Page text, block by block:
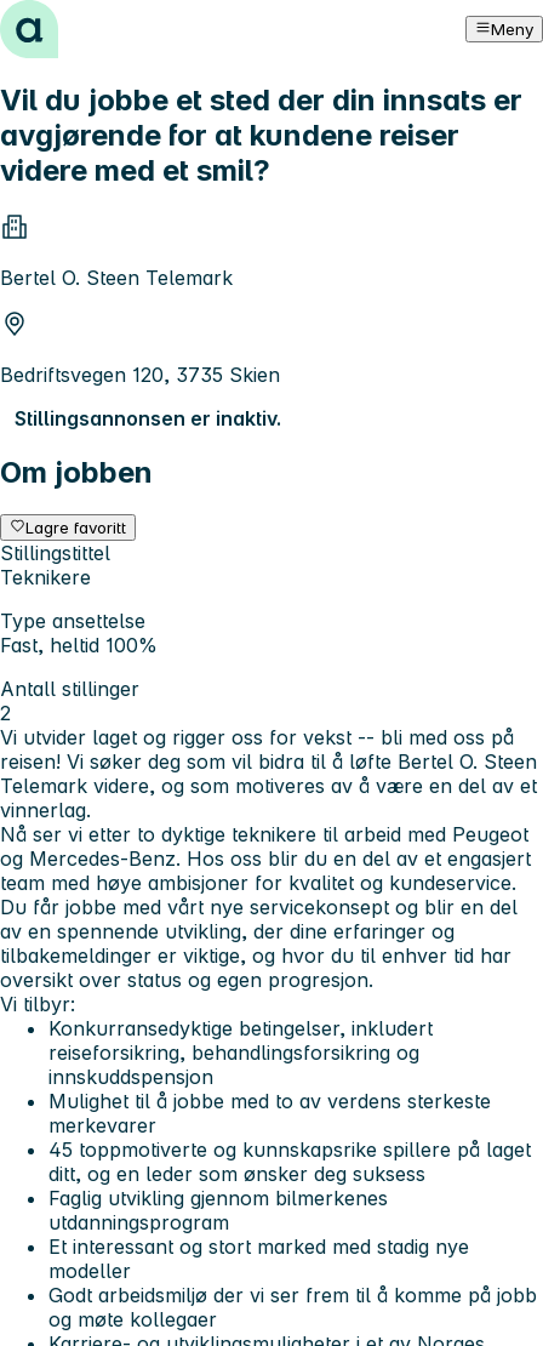
Hopp til innhold Meny
Vil du jobbe et sted der din innsats er
avgjørende for at kundene reiser
videre med et smil?
Bertel O. Steen Telemark
Bedriftsvegen 120, 3735 Skien
Stillingsannonsen er inaktiv.
Om jobben
Lagre favoritt
Stillingstittel
Teknikere
Type ansettelse
Fast, heltid 100%
Antall stillinger
2
Vi utvider laget og rigger oss for vekst -- bli med oss på
reisen! Vi søker deg som vil bidra til å løfte Bertel O. Steen
Telemark videre, og som motiveres av å være en del av et
vinnerlag.
Nå ser vi etter to dyktige teknikere til arbeid med Peugeot
og Mercedes-Benz. Hos oss blir du en del av et engasjert
team med høye ambisjoner for kvalitet og kundeservice.
Du får jobbe med vårt nye servicekonsept og blir en del
av en spennende utvikling, der dine erfaringer og
tilbakemeldinger er viktige, og hvor du til enhver tid har
oversikt over status og egen progresjon.
Vi tilbyr:
Konkurransedyktige betingelser, inkludert
reiseforsikring, behandlingsforsikring og
innskuddspensjon
Mulighet til å jobbe med to av verdens sterkeste
merkevarer
45 toppmotiverte og kunnskapsrike spillere på laget
ditt, og en leder som ønsker deg suksess
Faglig utvikling gjennom bilmerkenes
utdanningsprogram
Et interessant og stort marked med stadig nye
modeller
Godt arbeidsmiljø der vi ser frem til å komme på jobb
og møte kollegaer